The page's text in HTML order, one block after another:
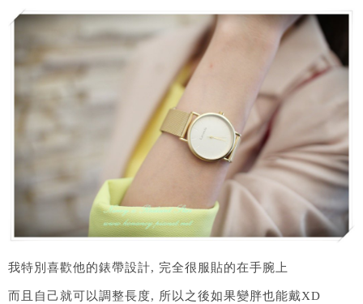
我特別喜歡他的錶帶設計, 完全很服貼的在手腕上
而且自己就可以調整長度, 所以之後如果變胖也能戴XD